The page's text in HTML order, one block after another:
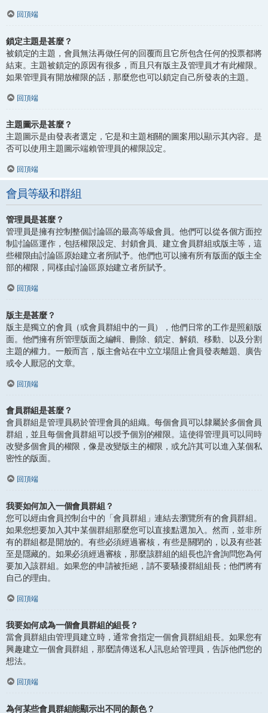
回頂端
鎖定主題是甚麼？
被鎖定的主題，會員無法再做任何的回覆而且它所包含任何的投票都將
結束。主題被鎖定的原因有很多，而且只有版主及管理員才有此權限。
如果管理員有開放權限的話，那麼您也可以鎖定自己所發表的主題。
回頂端
主題圖示是甚麼？
主題圖示是由發表者選定，它是和主題相關的圖案用以顯示其內容。是
否可以使用主題圖示端賴管理員的權限設定。
回頂端
會員等級和群組
管理員是甚麼？
管理員是擁有控制整個討論區的最高等級會員。他們可以從各個方面控
制討論區運作，包括權限設定、封鎖會員、建立會員群組或版主等，這
些權限由討論區原始建立者所賦予。他們也可以擁有所有版面的版主全
部的權限，同樣由討論區原始建立者所賦予。
回頂端
版主是甚麼？
版主是獨立的會員（或會員群組中的一員），他們日常的工作是照顧版
面。他們擁有所管理版面之編輯、刪除、鎖定、解鎖、移動、以及分割
主題的權力。一般而言，版主會站在中立立場阻止會員發表離題、廣告
或令人厭惡的文章。
回頂端
會員群組是甚麼？
會員群組是管理員易於管理會員的組織。每個會員可以隸屬於多個會員
群組，並且每個會員群組可以授予個別的權限。這使得管理員可以同時
改變多個會員的權限，像是改變版主的權限，或允許其可以進入某個私
密性的版面。
回頂端
我要如何加入一個會員群組？
您可以經由會員控制台中的「會員群組」連結去瀏覽所有的會員群組。
如果您想要加入其中某個群組那麼您可以直接點選加入。然而，並非所
有的群組都是開放的。有些必須經過審核，有些是關閉的，以及有些甚
至是隱藏的。如果必須經過審核，那麼該群組的組長也許會詢問您為何
要加入該群組。如果您的申請被拒絕，請不要騷擾群組組長；他們將有
自己的理由。
回頂端
我要如何成為一個會員群組的組長？
當會員群組由管理員建立時，通常會指定一個會員群組組長。如果您有
興趣建立一個會員群組，那麼請傳送私人訊息給管理員，告訴他們您的
想法。
回頂端
為何某些會員群組能顯示出不同的顏色？